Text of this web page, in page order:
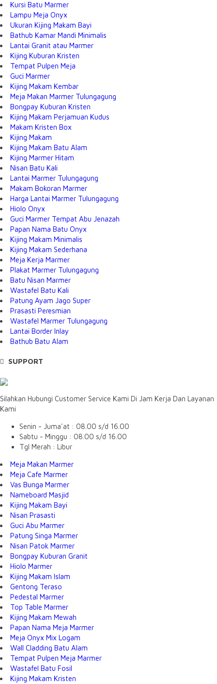
Kursi Batu Marmer
Lampu Meja Onyx
Ukuran Kijing Makam Bayi
Bathub Kamar Mandi Minimalis
Lantai Granit atau Marmer
Kijing Kuburan Kristen
Tempat Pulpen Meja
Guci Marmer
Kijing Makam Kembar
Meja Makan Marmer Tulungagung
Bongpay Kuburan Kristen
Kijing Makam Perjamuan Kudus
Makam Kristen Box
Kijing Makam
Kijing Makam Batu Alam
Kijing Marmer Hitam
Nisan Batu Kali
Lantai Marmer Tulungagung
Makam Bokoran Marmer
Harga Lantai Marmer Tulungagung
Hiolo Onyx
Guci Marmer Tempat Abu Jenazah
Papan Nama Batu Onyx
Kijing Makam Minimalis
Kijing Makam Sederhana
Meja Kerja Marmer
Plakat Marmer Tulungagung
Batu Nisan Marmer
Wastafel Batu Kali
Patung Ayam Jago Super
Prasasti Peresmian
Wastafel Marmer Tulungagung
Lantai Border Inlay
Bathub Batu Alam
SUPPORT
Silahkan Hubungi Customer Service Kami Di Jam Kerja Dan Layanan
Kami
Senin - Juma'at : 08.00 s/d 16.00
Sabtu - Minggu : 08.00 s/d 16.00
Tgl Merah : Libur
Meja Makan Marmer
Meja Cafe Marmer
Vas Bunga Marmer
Nameboard Masjid
Kijing Makam Bayi
Nisan Prasasti
Guci Abu Marmer
Patung Singa Marmer
Nisan Patok Marmer
Bongpay Kuburan Granit
Hiolo Marmer
Kijing Makam Islam
Gentong Teraso
Pedestal Marmer
Top Table Marmer
Kijing Makam Mewah
Papan Nama Meja Marmer
Meja Onyx Mix Logam
Wall Cladding Batu Alam
Tempat Pulpen Meja Marmer
Wastafel Batu Fosil
Kijing Makam Kristen